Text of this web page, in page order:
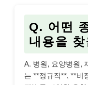
Q. 어떤
내용을
A. 병원, 요양병원,
는 **정규직**, **비